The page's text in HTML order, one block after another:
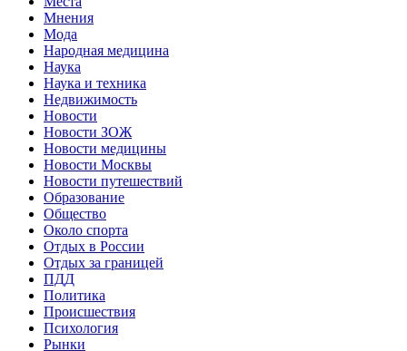
Мнения
Мода
Народная медицина
Наука
Наука и техника
Недвижимость
Новости
Новости ЗОЖ
Новости медицины
Новости Москвы
Новости путешествий
Образование
Общество
Около спорта
Отдых в России
Отдых за границей
ПДД
Политика
Происшествия
Психология
Рынки